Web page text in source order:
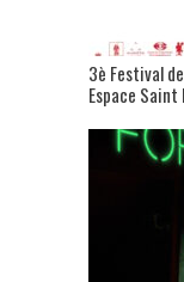
3è Festival
Espace